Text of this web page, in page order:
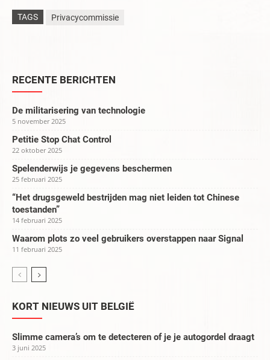
TAGS Privacycommissie
RECENTE BERICHTEN
De militarisering van technologie
5 november 2025
Petitie Stop Chat Control
22 oktober 2025
Spelenderwijs je gegevens beschermen
25 februari 2025
“Het drugsgeweld bestrijden mag niet leiden tot Chinese
toestanden”
14 februari 2025
Waarom plots zo veel gebruikers overstappen naar Signal
11 februari 2025
KORT NIEUWS UIT BELGIË
Slimme camera’s om te detecteren of je je autogordel draagt
3 juni 2025